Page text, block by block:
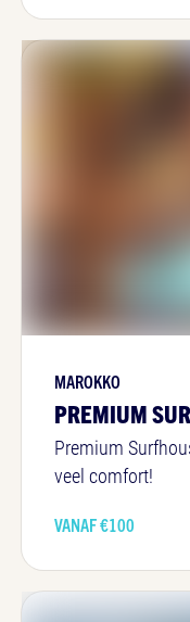
MAROKKO
PREMIUM
Premium
veel comfort!
VANAF €100